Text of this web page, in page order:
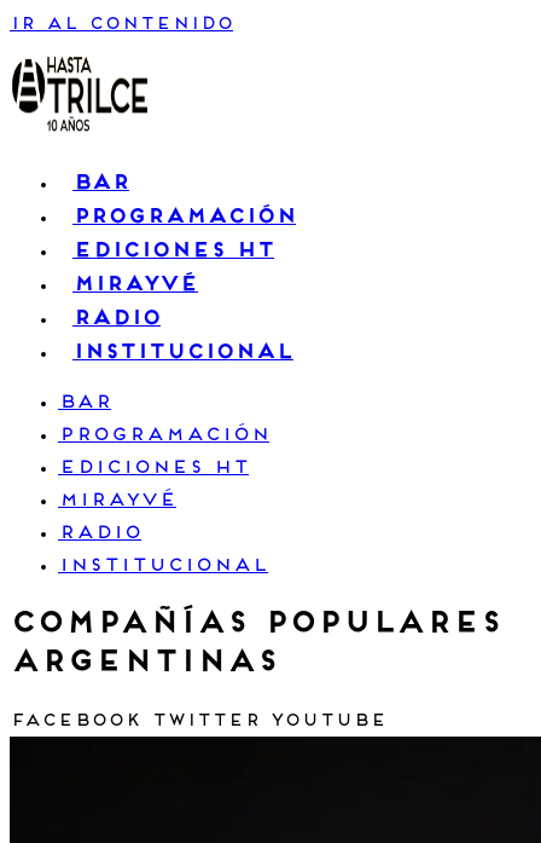
Ir al contenido
BAR
PROGRAMACIÓN
EDICIONES HT
MIRAYVÉ
RADIO
INSTITUCIONAL
BAR
PROGRAMACIÓN
EDICIONES HT
MIRAYVÉ
RADIO
INSTITUCIONAL
Compañías Populares
Argentinas
Facebook Twitter Youtube